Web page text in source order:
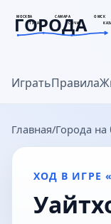
МОСКВА САМАРА
ОМСК
ТУЛА
СОЧИ
ГОРОДА
goroda-na.ru
ИгратьПравила
Главная Города на
ХОД В ИГРЕ